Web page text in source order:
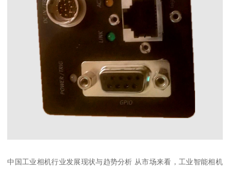
中国工业相机行业发展现状与趋势分析 从市场来看，工业智能相机